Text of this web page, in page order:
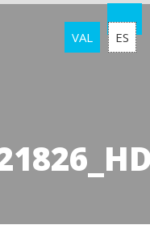
VAL ES